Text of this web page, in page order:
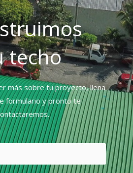
techo
más sobre tu proyecto, llena
formulario y pronto te